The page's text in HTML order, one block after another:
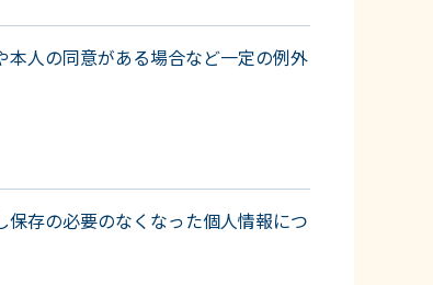
人の同意がある場合など一定の例外
存の必要のなくなった個人情報につ